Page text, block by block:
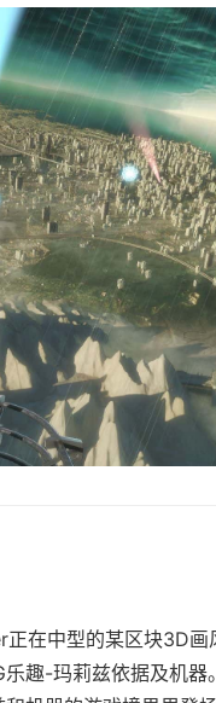
在中型的某区块3D
乐趣-玛莉兹依据及机